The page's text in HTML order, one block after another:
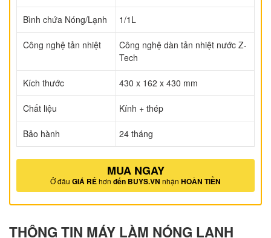
Bình chứa Nóng/Lạnh 1/1L
Công nghệ tản nhiệt
Công nghệ dàn tản nhiệt nước Z-
Tech
Kích thước 430 x 162 x 430 mm
Chất liệu Kính + thép
Bảo hành 24 tháng
MUA NGAY
Ở đâu GIÁ RẺhơn đến BUYS.VN nhận HOÀN TIỀN
THÔNG TIN MÁY LÀM NÓNG LẠNH